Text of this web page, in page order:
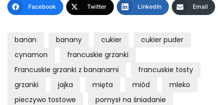
Facebook Twitter LinkedIn Email
banan banany cukier
cukier puder
cynamon
francuskie grzanki
Francuskie grzanki z bananami
francuskie tosty
grzanki
jajka mięta miód
mleko
pieczywo tostowe
pomysł na śniadanie